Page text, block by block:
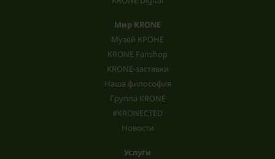
Мир KRONE
Музей КРОНЕ
KRONE Fanshop
KRONE-заставки
Наша философия
Группа KRONE
#KRONECTED
Новости
Услуги